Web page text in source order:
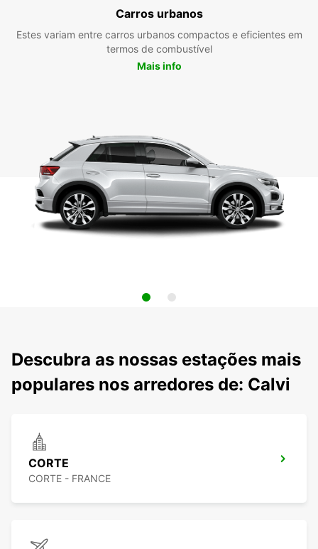
Carros urbanos
Estes variam entre carros urbanos compactos e eficientes em
termos de combustível
Mais info
Descubra as nossas estações mais
populares nos arredores de: Calvi
CORTE
CORTE - FRANCE